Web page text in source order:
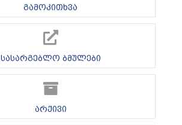
გამოკითხვა
სასარგებლო ბმულები
არქივი